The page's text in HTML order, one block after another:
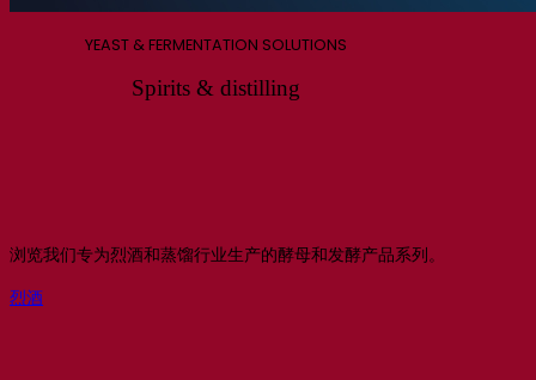
YEAST & FERMENTATION SOLUTIONS
Spirits & distilling
浏览我们专为烈酒和蒸馏行业生产的酵母和发酵产品系列。
烈酒